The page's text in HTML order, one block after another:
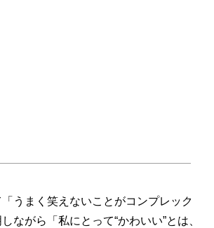
うまく笑えないことがコンプレック
ながら「私にとって“かわいい”とは、